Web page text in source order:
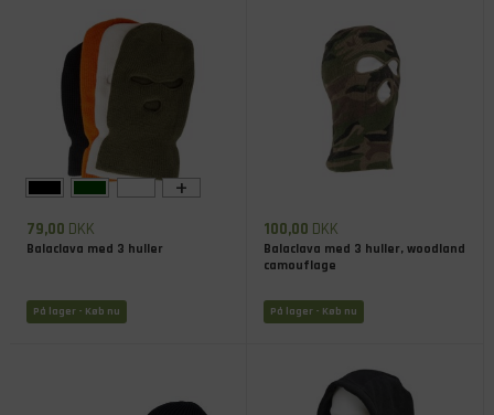
+
79,00 DKK
Balaclava med 3 huller
På lager - Køb nu
100,00 DKK
Balaclava med 3 huller, woodland
camouflage
På lager - Køb nu